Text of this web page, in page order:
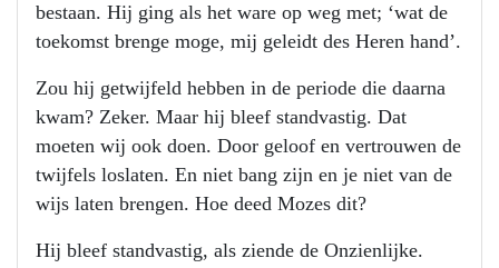
bestaan. Hij ging als het ware op weg met; ‘wat de
toekomst brenge moge, mij geleidt des Heren hand’.
Zou hij getwijfeld hebben in de periode die daarna
kwam? Zeker. Maar hij bleef standvastig. Dat
moeten wij ook doen. Door geloof en vertrouwen de
twijfels loslaten. En niet bang zijn en je niet van de
wijs laten brengen. Hoe deed Mozes dit?
Hij bleef standvastig, als ziende de Onzienlijke.